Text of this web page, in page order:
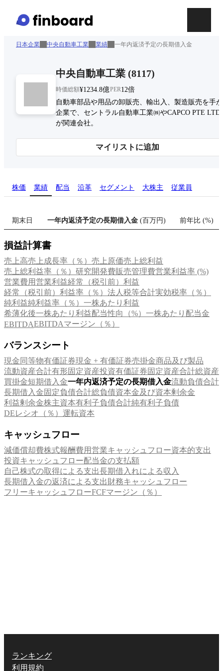
日本企業 中央自動車工業 業績 一年内返済予定の長期借入金
中央自動車工業 (8117)
時価総額¥1234.8億PER12倍
自動車部品や用品の卸販売、輸出入、製造販売を手
企業で、セントラル自動車工業㈱やCAPCO PTE LTD
が関連会社。
マイリストに追加
株価 業績 配当 沿革 セグメント 大株主 従業員
期末日 一年内返済予定の長期借入金 (百万円) 前年比 (%)
損益計算書
売上高売上成長率（％） 売上原価売上総利益
売上総利益率（％） 研究開発費販売管理費営業利益率 (%)
営業費用営業利益経常（税引前）利益
経常（税引前）利益率（％） 法人税等合計実効税率（％）
純利益純利益率（％） 一株あたり利益
希薄化後一株あたり利益配当性向（%） 一株あたり配当金
EBITDAEBITDAマージン（％）
バランスシート
現金同等物有価証券現金 + 有価証券売掛金商品及び製品
流動資産合計有形固定資産投資有価証券固定資産合計総資産
買掛金短期借入金一年内返済予定の長期借入金流動負債合計
長期借入金固定負債合計総負債資本金及び資本剰余金
利益剰余金株主資本有利子負債合計純有利子負債
DEレシオ（％） 運転資本
キャッシュフロー
減価償却費株式報酬費用営業キャッシュフロー資本的支出
投資キャッシュフロー配当金の支払額
自己株式の取得による支出長期借入れによる収入
長期借入金の返済による支出財務キャッシュフロー
フリーキャッシュフローFCFマージン（％）
ランキング
利用規約